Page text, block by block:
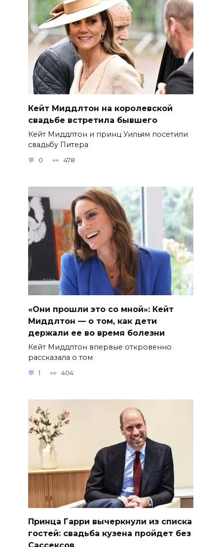
Кейт Миддлтон на королевской
свадьбе встретила бывшего
Кейт Миддлтон и принц Уильям посетили
свадьбу Питера
0 478
«Они прошли это со мной»: Кейт
Миддлтон — о том, как дети
держали ее во время болезни
Кейт Миддлтон впервые откровенно
рассказала о том
1 404
Принца Гарри вычеркнули из списка
гостей: свадьба кузена пройдет без